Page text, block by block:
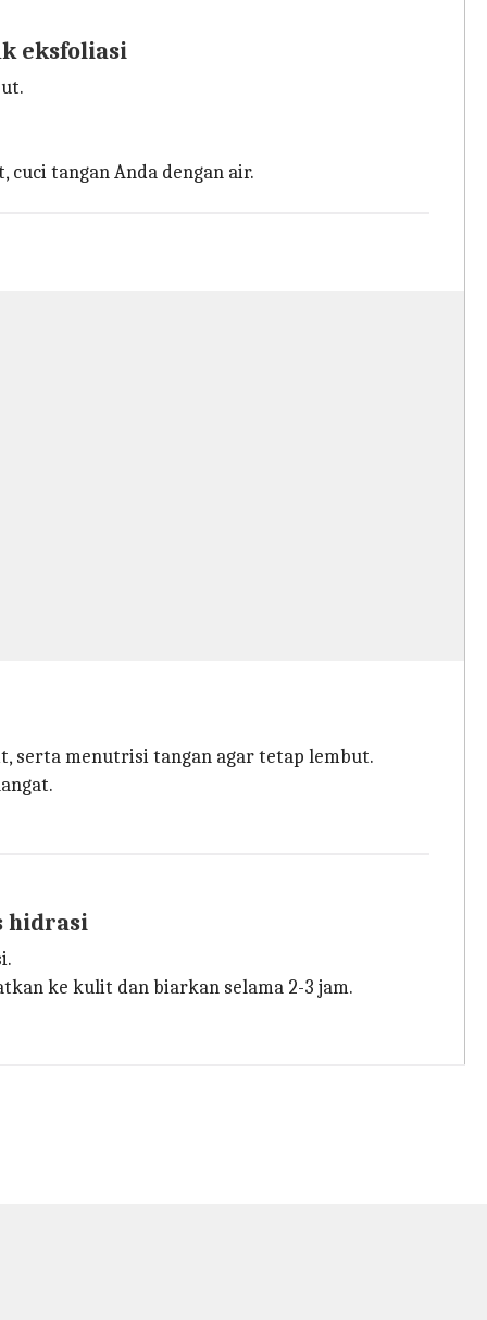
eksfoliasi
tangan Anda dengan air.
serta menutrisi tangan agar tetap lembut.
hidrasi
ke kulit dan biarkan selama 2-3 jam.